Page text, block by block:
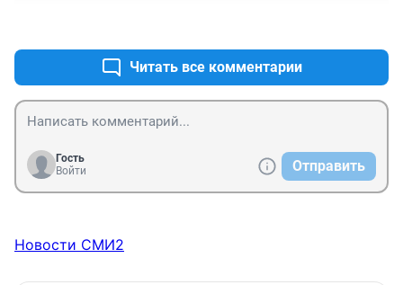
Читать все комментарии
Гость
Войти
Отправить
Новости СМИ2